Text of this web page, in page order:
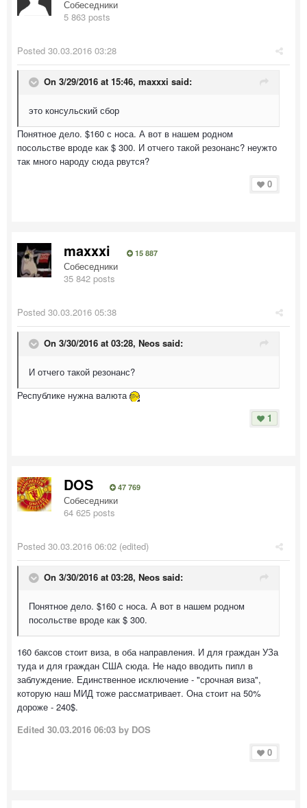
Собеседники
5 863 posts
Posted 30.03.2016 03:28
On 3/29/2016 at 15:46, maxxxi said:
это консульский сбор
Понятное дело. $160 с носа. А вот в нашем родном
посольстве вроде как $ 300. И отчего такой резонанс? неужто
так много народу сюда рвутся?
0
maxxxi 15 887
Собеседники
35 842 posts
Posted 30.03.2016 05:38
On 3/30/2016 at 03:28, Neos said:
И отчего такой резонанс?
Республике нужна валюта
1
DOS 47 769
Собеседники
64 625 posts
Posted 30.03.2016 06:02 (edited)
On 3/30/2016 at 03:28, Neos said:
Понятное дело. $160 с носа. А вот в нашем родном
посольстве вроде как $ 300.
160 баксов стоит виза, в оба направления. И для граждан УЗа
туда и для граждан США сюда. Не надо вводить пипл в
заблуждение. Единственное исключениe - "срочная виза",
которую наш МИД тоже рассматривает. Она стоит на 50%
дороже - 240$.
Edited 30.03.2016 06:03 by DOS
0